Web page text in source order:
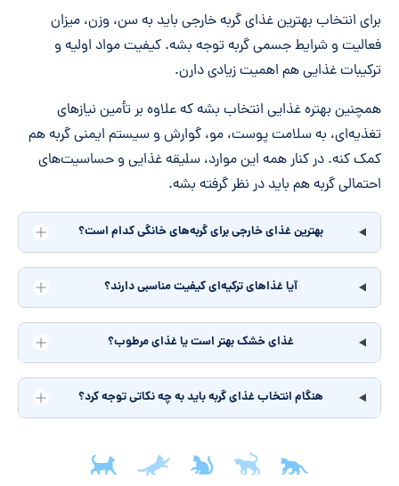
برای انتخاب بهترین غذای گربه خارجی باید به سن، وزن، میزان
فعالیت و شرایط جسمی گربه توجه بشه. کیفیت مواد اولیه و
ترکیبات غذایی هم اهمیت زیادی دارن.
همچنین بهتره غذایی انتخاب بشه که علاوه بر تأمین نیازهای
تغذیه‌ای، به سلامت پوست، مو، گوارش و سیستم ایمنی گربه هم
کمک کنه. در کنار همه این موارد، سلیقه غذایی و حساسیت‌های
احتمالی گربه هم باید در نظر گرفته بشه.
بهترین غذای خارجی برای گربه‌های خانگی کدام است؟
آیا غذاهای ترکیه‌ای کیفیت مناسبی دارند؟
غذای خشک بهتر است یا غذای مرطوب؟
هنگام انتخاب غذای گربه باید به چه نکاتی توجه کرد؟
جمع‌بندی مقاله